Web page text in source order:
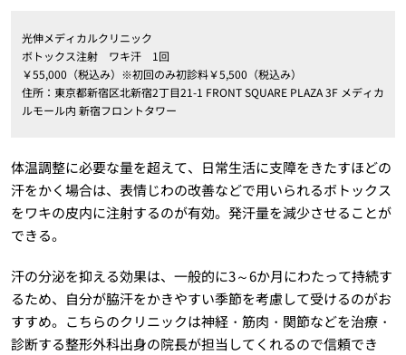
光伸メディカルクリニック
ボトックス注射 ワキ汗 1回
￥55,000（税込み）※初回のみ初診料￥5,500（税込み）
住所：東京都新宿区北新宿2丁目21-1 FRONT SQUARE PLAZA 3F メディカ
ルモール内 新宿フロントタワー
体温調整に必要な量を超えて、日常生活に支障をきたすほどの
汗をかく場合は、表情じわの改善などで用いられるボトックス
をワキの皮内に注射するのが有効。発汗量を減少させることが
できる。
汗の分泌を抑える効果は、一般的に3～6か月にわたって持続す
るため、自分が脇汗をかきやすい季節を考慮して受けるのがお
すすめ。こちらのクリニックは神経・筋肉・関節などを治療・
診断する整形外科出身の院長が担当してくれるので信頼でき